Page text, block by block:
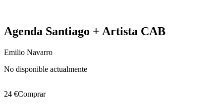
Agenda Santiago + Artista CAB
Emilio Navarro
No disponible actualmente
24 €Comprar